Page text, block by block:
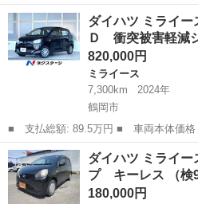
名： ダイハツ ■ 車種名： ミライ
ＡＩＩＩ 禁煙車 衝突軽減装置 コー
ーム 車線逸...
山形 山形市 ミライース
ダイハツ ミライ
Ｄ 衝突被害軽
820,000円
ミライース
7,300km
2024年
鶴岡市
■ 支払総額: 89.5万円 ■ 車両本体価格： 820,000 円 ■ メーカー
名： ダイハツ ■ 車種名： ミライ
ＡＩＩＩ ４ＷＤ 衝突被害軽減シス
Ｂｌｕｅｔｏ...
山形 鶴岡市 ミライース
ダイハツ ミライ
プ キーレス （検
180,000円